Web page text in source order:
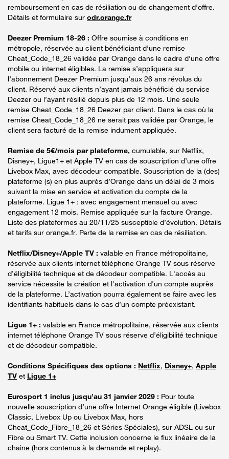
remboursement en cas de résiliation ou de changement d’offre.
Détails et formulaire sur odr.orange.fr
Deezer Premium 18-26 : Offre soumise à conditions en
métropole, réservée au client bénéficiant d’une remise
Cheat_Code_18_26 validée par Orange dans le cadre d’une offre
mobile ou internet éligibles. La remise s’appliquera sur
l’abonnement Deezer Premium jusqu’aux 26 ans révolus du
client. Réservé aux clients n’ayant jamais bénéficié du service
Deezer ou l’ayant résilié depuis plus de 12 mois. Une seule
remise Cheat_Code_18_26 Deezer par client. Dans le cas où la
remise Cheat_Code_18_26 ne serait pas validée par Orange, le
client sera facturé de la remise indument appliquée.
Remise de 5€/mois par plateforme, cumulable, sur Netflix,
Disney+, Ligue1+ et Apple TV en cas de souscription d’une offre
Livebox Max, avec décodeur compatible. Souscription de la (des)
plateforme (s) en plus auprès d’Orange dans un délai de 3 mois
suivant la mise en service et activation du compte de la
plateforme. Ligue 1+ : avec engagement mensuel ou avec
engagement 12 mois. Remise appliquée sur la facture Orange.
Liste des plateformes au 20/11/25 susceptible d’évolution. Détails
et tarifs sur orange.fr. Perte de la remise en cas de résiliation.
Netflix/Disney+/Apple TV : valable en France métropolitaine,
réservée aux clients internet téléphone Orange TV sous réserve
d’éligibilité technique et de décodeur compatible. L'accès au
service nécessite la création et l'activation d'un compte auprès
de la plateforme. L’activation pourra également se faire avec les
identifiants habituels dans le cas d’un compte préexistant.
Ligue 1+ : valable en France métropolitaine, réservée aux clients
internet téléphone Orange TV sous réserve d’éligibilité technique
et de décodeur compatible.
Conditions Spécifiques des options : Netflix, Disney+, Apple
TV et Ligue 1+
Eurosport 1 inclus jusqu’au 31 janvier 2029 : Pour toute
nouvelle souscription d’une offre Internet Orange éligible (Livebox
Classic, Livebox Up ou Livebox Max, hors
Cheat_Code_Fibre_18_26 et Séries Spéciales), sur ADSL ou sur
Fibre ou Smart TV. Cette inclusion concerne le flux linéaire de la
chaine (hors contenus à la demande et replay).